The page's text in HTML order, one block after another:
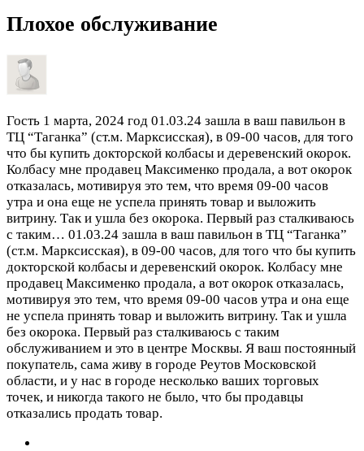
Плохое обслуживание
Гость 1 марта, 2024 год 01.03.24 зашла в ваш павильон в
ТЦ “Таганка” (ст.м. Марксисская), в 09-00 часов, для того
что бы купить докторской колбасы и деревенский окорок.
Колбасу мне продавец Максименко продала, а вот окорок
отказалась, мотивируя это тем, что время 09-00 часов
утра и она еще не успела принять товар и выложить
витрину. Так и ушла без окорока. Первый раз сталкиваюсь
с таким… 01.03.24 зашла в ваш павильон в ТЦ “Таганка”
(ст.м. Марксисская), в 09-00 часов, для того что бы купить
докторской колбасы и деревенский окорок. Колбасу мне
продавец Максименко продала, а вот окорок отказалась,
мотивируя это тем, что время 09-00 часов утра и она еще
не успела принять товар и выложить витрину. Так и ушла
без окорока. Первый раз сталкиваюсь с таким
обслуживанием и это в центре Москвы. Я ваш постоянный
покупатель, сама живу в городе Реутов Московской
области, и у нас в городе несколько ваших торговых
точек, и никогда такого не было, что бы продавцы
отказались продать товар.